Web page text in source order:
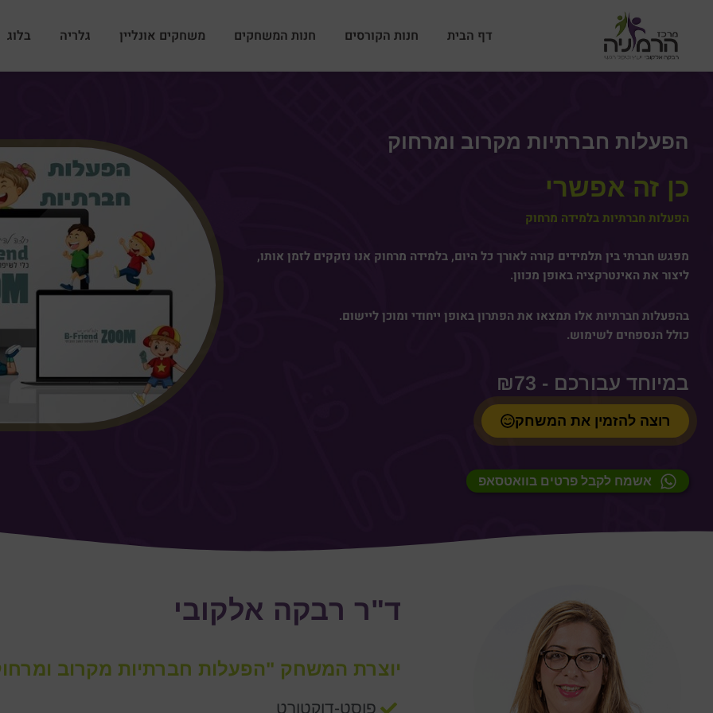
דף הבית חנות הקורסים חנות המשחקים משחקים אונליין גלריה בלוג
הפעלות חברתיות מקרוב ומרחוק
כן זה אפשרי
הפעלות חברתיות בלמידה מרחוק
מפגש חברתי בין תלמידים קורה לאורך כל היום, בלמידה מרחוק אנו נזקקים לזמן אותו,
ליצור את האינטרקציה באופן מכוון.
בהפעלות חברתיות אלו תמצאו את הפתרון באופן ייחודי ומוכן ליישום.
כולל הנספחים לשימוש.
₪73
רוצה להזמין את המשחק
אשמח לקבל פרטים בוואטסאפ
ד"ר רבקה אלקובי
יוצרת המשחק "הפעלות חברתיות מקרוב
פוסט-דוקטורט